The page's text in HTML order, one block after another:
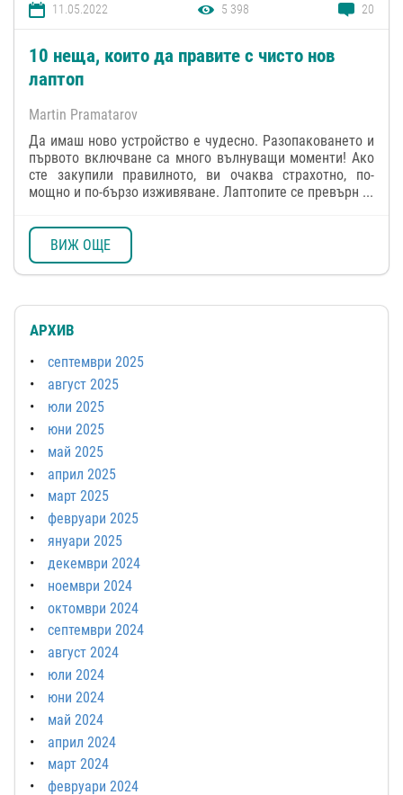
11.05.2022 5 398 20
10 неща, които да правите с чисто нов
лаптоп
Martin Pramatarov
Да имаш ново устройство е чудесно. Разопаковането и
първото включване са много вълнуващи моменти! Ако
сте закупили правилното, ви очаква страхотно, по-
мощно и по-бързо изживяване. Лаптопите се превърн ...
ВИЖ ОЩЕ
АРХИВ
септември 2025
август 2025
юли 2025
юни 2025
май 2025
април 2025
март 2025
февруари 2025
януари 2025
декември 2024
ноември 2024
октомври 2024
септември 2024
август 2024
юли 2024
юни 2024
май 2024
април 2024
март 2024
февруари 2024